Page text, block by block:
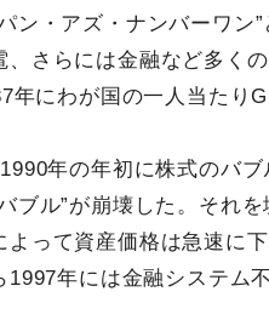
ン・アズ・ナンバーワン
、さらには金融など多く
年にわが国の一人当たり
年の年初に株式のバ
ブル”が崩壊した。それ
よって資産価格は急速に
1997年には金融システム